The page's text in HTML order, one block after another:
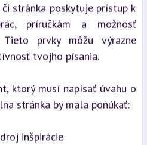
stránka poskytuje prístup k
príručkám a možnosť
Tieto prvky môžu výrazne
tvojho písania.
ktorý musí napísať úvahu o
stránka by mala ponúkať:
inšpirácie